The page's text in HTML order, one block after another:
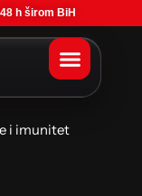
h širom BiH
i imunitet